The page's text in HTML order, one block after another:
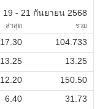
19 - 21 กันยายน 2568
ล่าสุด รวม
17.30
104.733
13.25
13.25
12.20
150.50
6.40 31.73